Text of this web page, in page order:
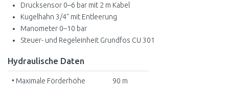
Drucksensor 0–6 bar mit 2 m Kabel
Kugelhahn 3/4" mit Entleerung
Manometer 0–10 bar
Steuer- und Regeleinheit Grundfos CU 301
Hydraulische Daten
• Maximale Förderhöhe 90 m